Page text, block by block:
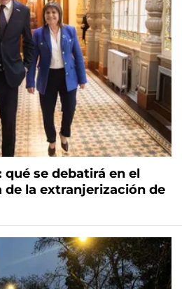
se debatirá en el
de la extranjerización de